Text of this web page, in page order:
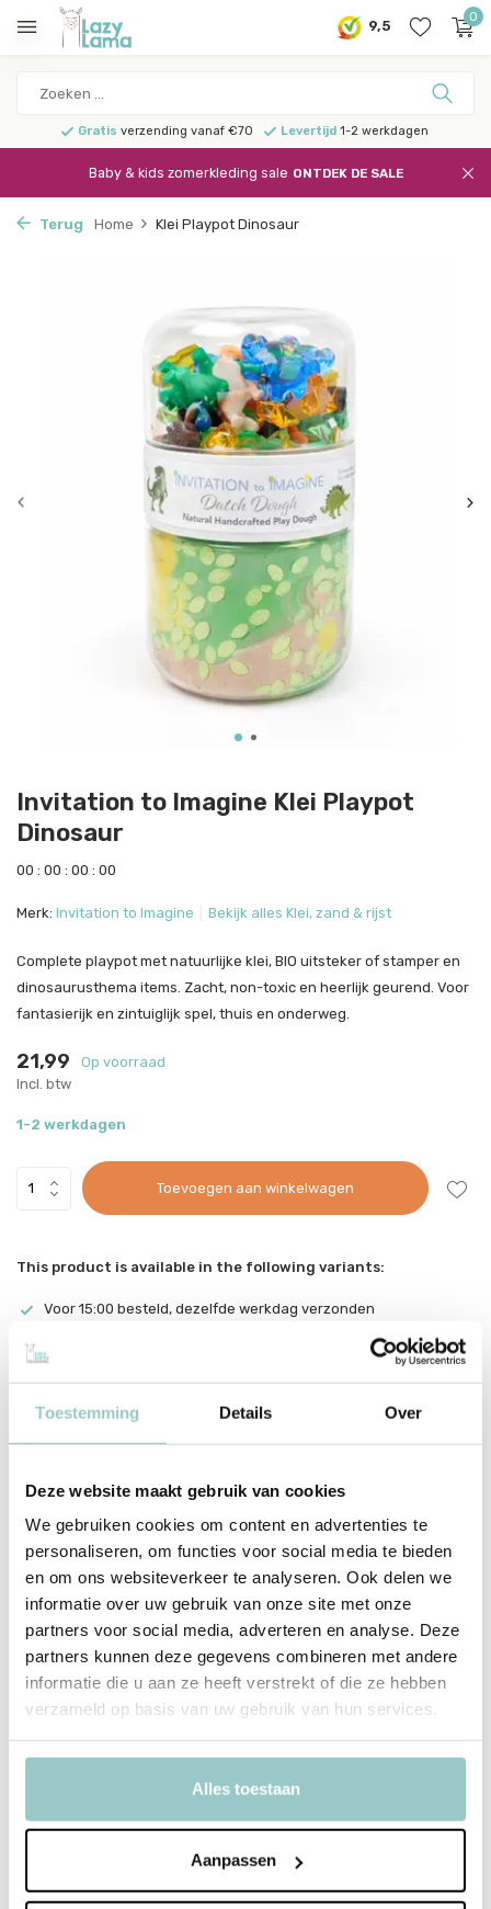
Toestemming Details Over
Deze website maakt gebruik van cookies
We gebruiken cookies om content en advertenties te
personaliseren, om functies voor social media te bieden
en om ons websiteverkeer te analyseren. Ook delen we
informatie over uw gebruik van onze site met onze
partners voor social media, adverteren en analyse. Deze
partners kunnen deze gegevens combineren met andere
informatie die u aan ze heeft verstrekt of die ze hebben
verzameld op basis van uw gebruik van hun services.
Alles toestaan
Aanpassen
9,5
0
Gratis verzending vanaf €70 Levertijd1-2 werkdagen
Baby & kids zomerkleding sale ONTDEK DE SALE
Terug Home Klei Playpot Dinosaur
Invitation to Imagine Klei Playpot
Dinosaur
00 : 00 : 00 : 00
Merk: Invitation to Imagine Bekijk alles Klei, zand & rijst
Complete playpot met natuurlijke klei, BIO uitsteker of stamper en
dinosaurusthema items. Zacht, non-toxic en heerlijk geurend. Voor
fantasierijk en zintuiglijk spel, thuis en onderweg.
21,99
Op voorraad
Incl. btw
1-2 werkdagen
Toevoegen aan winkelwagen
This product is available in the following variants:
Voor 15:00 besteld, dezelfde werkdag verzonden
Met zorg ingepakt vanuit onze conceptstore
Productomschrijving
Invitation to Imagine Dutch Dough Klei Playpot
Deze complete playkit combineert natuurlijke Dutch Dough klei met
een BIO uitsteker of stamper en een deksel vol dinosaurusthema
items. Ideaal voor zintuiglijk spel en eindeloos verzinnen.
De playpot neem je makkelijk mee en is perfect voor creatief spel,
waar je ook bent. Na het spelen berg je de klei en accessoires
overzichtelijk op in de potten. Alles blijft netjes bij elkaar voor het
volgende avontuur. De zachte klei ruikt vrolijk naar tutti fruity.
6096016170190
Merk Invitation to Imagine